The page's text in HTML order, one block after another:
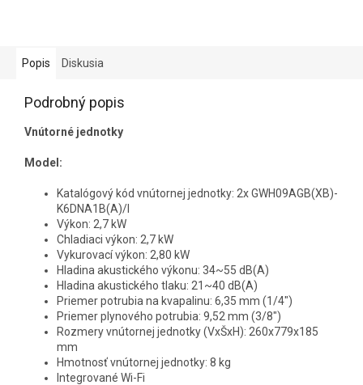
Popis Diskusia
Podrobný popis
Vnútorné jednotky
Model:
Katalógový kód vnútornej jednotky: 2x GWH09AGB(XB)-
K6DNA1B(A)/I
Výkon: 2,7 kW
Chladiaci výkon: 2,7 kW
Vykurovací výkon: 2,80 kW
Hladina akustického výkonu: 34~55 dB(A)
Hladina akustického tlaku: 21~40 dB(A)
Priemer potrubia na kvapalinu: 6,35 mm (1/4")
Priemer plynového potrubia: 9,52 mm (3/8")
Rozmery vnútornej jednotky (VxŠxH): 260x779x185
mm
Hmotnosť vnútornej jednotky: 8 kg
Integrované Wi-Fi